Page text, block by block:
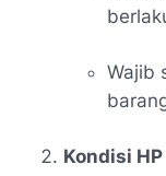
Wajib
Kondisi HP